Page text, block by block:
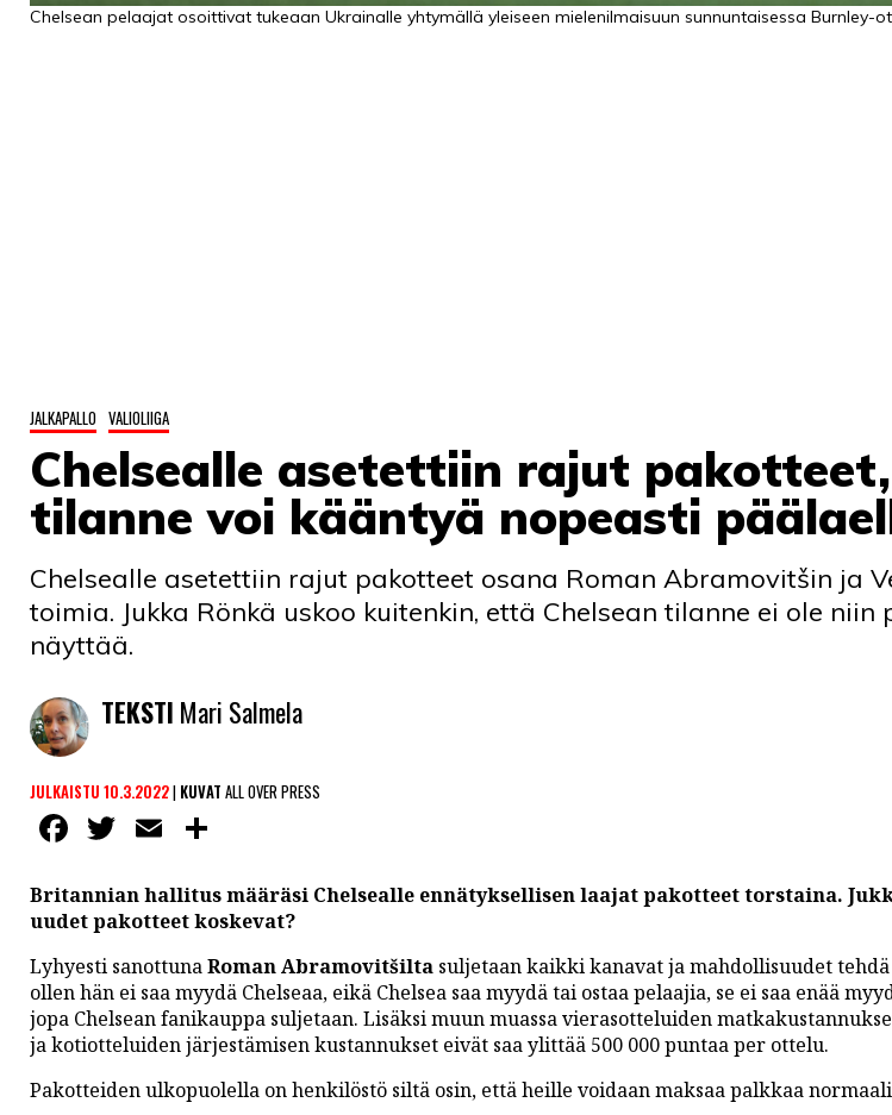
Chelsean pelaajat osoittivat tukeaan Ukrainalle yhtymällä yleiseen mielenilmaisuun sunnuntaisessa Burnley-
JALKAPALLO VALIOLIIGA
Chelsealle asetettiin rajut
tilanne voi kääntyä nopeasti
Chelsealle asetettiin rajut pakotteet osana Roman Abramovitšin ja
toimia. Jukka Rönkä uskoo kuitenkin, että Chelsean tilanne ei ole niin
näyttää.
TEKSTI Mari Salmela
JULKAISTU 10.3.2022| KUVAT ALL OVER PRESS
Facebook
Twitter
Email
Britannian hallitus määräsi Chelsealle ennätyksellisen laajat pakotteet torstaina.
uudet pakotteet koskevat?
Lyhyesti sanottunaRoman Abramovitšilta suljetaan kaikki kanavat ja mahdollisuudet
ollen hän ei saa myydä Chelseaa, eikä Chelsea saa myydä tai ostaa pelaajia, se ei saa enää
jopa Chelsean fanikauppa suljetaan. Lisäksi muun muassa vierasotteluiden
ja kotiotteluiden järjestämisen kustannukset eivät saa ylittää 500 000 puntaa per ottelu.
Pakotteiden ulkopuolella on henkilöstö siltä osin, että heille voidaan maksaa palkkaa